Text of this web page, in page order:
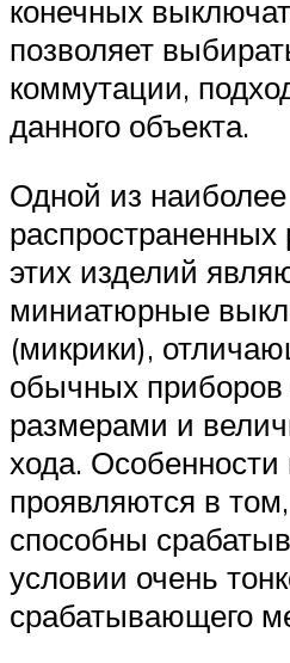
конечных
позволяет
коммутации,
данного объекта.
Одной из наиболее
распространенных
этих изделий
миниатюрные
(микрики),
обычных
размерами и
хода. Особенности
проявляются в
способны
условии очень
срабатывающего